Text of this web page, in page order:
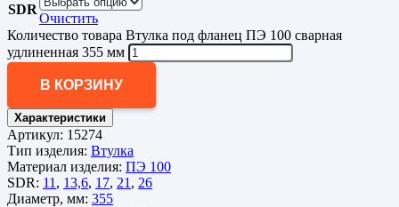
SDR
Очистить
Количество товара Втулка под фланец ПЭ 100 сварная
удлиненная 355 мм
В КОРЗИНУ
Характеристики
Артикул: 15274
Тип изделия: Втулка
Материал изделия: ПЭ 100
SDR: 11 , 13,6, 17, 21 , 26
Диаметр, мм: 355